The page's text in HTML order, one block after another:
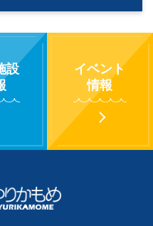
設
イベント
情報